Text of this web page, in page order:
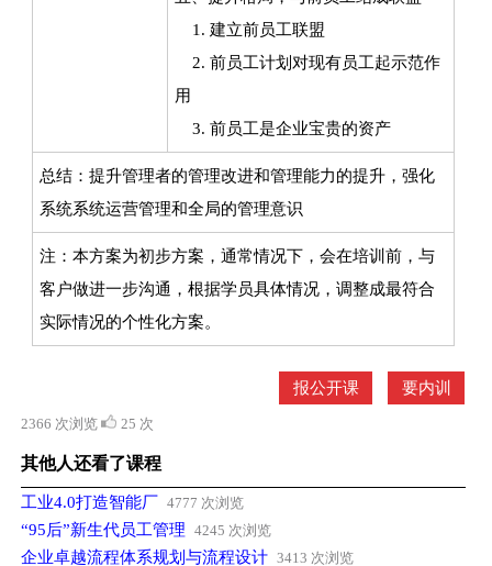
1. 建立前员工联盟
2. 前员工计划对现有员工起示范作
用
3. 前员工是企业宝贵的资产
总结：提升管理者的管理改进和管理能力的提升，强化
系统系统运营管理和全局的管理意识
注：本方案为初步方案，通常情况下，会在培训前，与
客户做进一步沟通，根据学员具体情况，调整成最符合
实际情况的个性化方案。
报公开课 要内训
2366 次浏览 25 次
其他人还看了课程
工业4.0打造智能厂 4777 次浏览
“95后”新生代员工管理 4245 次浏览
企业卓越流程体系规划与流程设计 3413 次浏览